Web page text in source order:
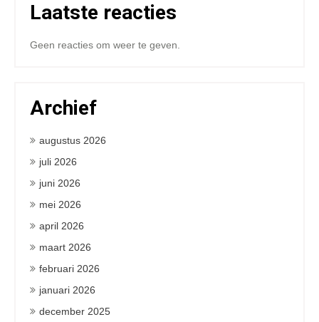
Laatste reacties
Geen reacties om weer te geven.
Archief
augustus 2026
juli 2026
juni 2026
mei 2026
april 2026
maart 2026
februari 2026
januari 2026
december 2025